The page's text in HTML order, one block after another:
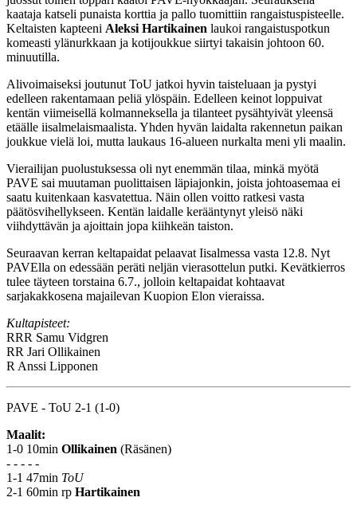
kaataja katseli punaista korttia ja pallo tuomittiin rangaistuspisteelle.
Keltaisten kapteeni Aleksi Hartikainen laukoi rangaistuspotkun
komeasti ylänurkkaan ja kotijoukkue siirtyi takaisin johtoon 60.
minuutilla.
Alivoimaiseksi joutunut ToU jatkoi hyvin taisteluaan ja pystyi
edelleen rakentamaan peliä ylöspäin. Edelleen keinot loppuivat
kentän viimeisellä kolmanneksella ja tilanteet pysähtyivät yleensä
etäälle iisalmelaismaalista. Yhden hyvän laidalta rakennetun paikan
joukkue vielä loi, mutta laukaus 16-alueen nurkalta meni yli maalin.
Vierailijan puolustuksessa oli nyt enemmän tilaa, minkä myötä
PAVE sai muutaman puolittaisen läpiajonkin, joista johtoasemaa ei
saatu kuitenkaan kasvatettua. Näin ollen voitto ratkesi vasta
päätösvihellykseen. Kentän laidalle kerääntynyt yleisö näki
viihdyttävän ja ajoittain jopa kiihkeän taiston.
Seuraavan kerran keltapaidat pelaavat Iisalmessa vasta 12.8. Nyt
PAVElla on edessään peräti neljän vierasottelun putki. Kevätkierros
tulee täyteen torstaina 6.7., jolloin keltapaidat kohtaavat
sarjakakkosena majailevan Kuopion Elon vieraissa.
Kultapisteet:
RRR Samu Vidgren
RR Jari Ollikainen
R Anssi Lipponen
PAVE - ToU 2-1 (1-0)
Maalit:
1-0 10min Ollikainen (Räsänen)
- - - - -
1-1 47min ToU
2-1 60min rp Hartikainen